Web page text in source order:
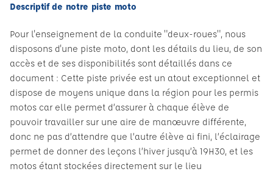
Descriptif de notre piste moto
Pour l'enseignement de la conduite "deux-roues", nous
disposons d'une piste moto, dont les détails du lieu, de son
accès et de ses disponibilités sont détaillés dans ce
document : Cette piste privée est un atout exceptionnel et
dispose de moyens unique dans la région pour les permis
motos car elle permet d’assurer à chaque élève de
pouvoir travailler sur une aire de manœuvre différente,
donc ne pas d’attendre que l’autre élève ai fini, l’éclairage
permet de donner des leçons l’hiver jusqu’à 19H30, et les
motos étant stockées directement sur le lieu